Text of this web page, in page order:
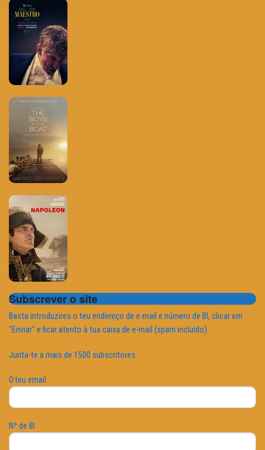
Subscrever o site
Basta introduzires o teu endereço de e-mail e número de BI, clicar em
"Enviar" e ficar atento à tua caixa de e-mail (spam incluído).
Junta-te a mais de 1500 subscritores.
O teu email
Nº de BI